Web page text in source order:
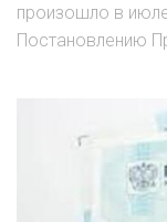
произошло в
Постановлению